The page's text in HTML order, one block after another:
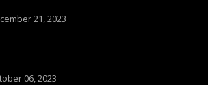
21, 2023
06, 2023